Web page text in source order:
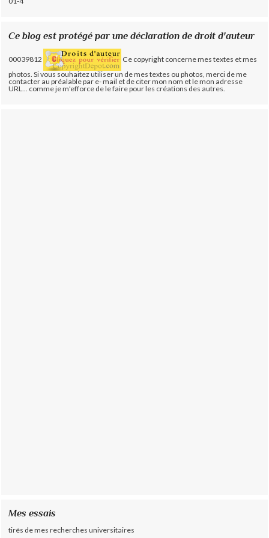
Ce blog est protégé par une déclaration de droit d'auteur
00039812
Ce copyright concerne mes textes et mes
photos. Si vous souhaitez utiliser un de mes textes ou photos, merci de me
contacter au préalable par e- mail et de citer mon nom et le mon adresse
URL... comme je m'efforce de le faire pour les créations des autres.
Mes essais
tirés de mes recherches universitaires